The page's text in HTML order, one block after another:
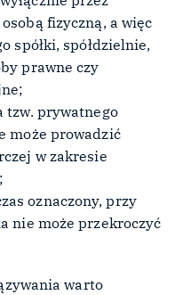
fizyczną, a więc
spółki, spółdzielnie,
prawne czy
tzw. prywatnego
może prowadzić
w zakresie
oznaczony, przy
nie może przekroczyć
warto